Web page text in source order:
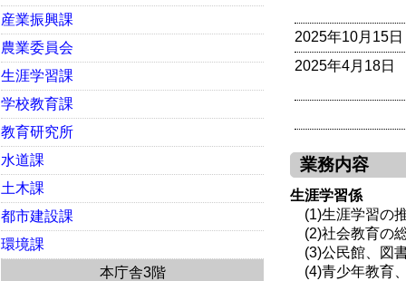
2025年10月15日
2025年4月18日
業務内容
生涯学習係
(1)生涯学習の
(2)社会教育の
(3)公民館、図
(4)青少年教育
産業振興課
農業委員会
生涯学習課
学校教育課
教育研究所
水道課
土木課
都市建設課
環境課
本庁舎3階